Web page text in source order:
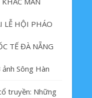
LỄ HỘI PHÁO
TẾ ĐÀ NẴNG
Sông Hàn
truyền: Những